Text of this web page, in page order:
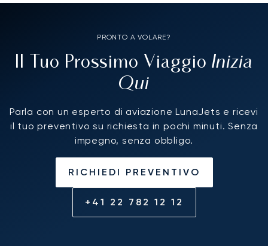
PRONTO A VOLARE?
Il Tuo Prossimo Viaggio Inizia
Qui
Parla con un esperto di aviazione LunaJets e ricevi
il tuo preventivo su richiesta in pochi minuti. Senza
impegno, senza obbligo.
RICHIEDI PREVENTIVO
+41 22 782 12 12